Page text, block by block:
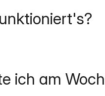
ich am